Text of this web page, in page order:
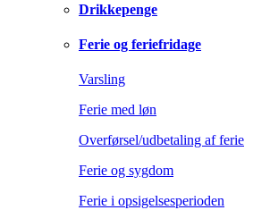
Drikkepenge
Ferie og feriefridage
Varsling
Ferie med løn
Overførsel/udbetaling af ferie
Ferie og sygdom
Ferie i opsigelsesperioden